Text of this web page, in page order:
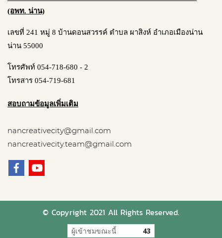
(อพท. น่าน)
เลขที่ 241 หมู่ 8 บ้านดอนสวรรค์ ตำบล ผาสิงห์ อำเภอเมืองน่าน
น่าน 55000
โทรศัพท์ 054-718-680 - 2
โทรสาร 054-719-681
สอบถามข้อมูลเพิ่มเติม
nancreativecity@gmail.com
nancreativecity.team@gmail.com
© Copyright 2021 All Rights Reserved.
ผู้เข้าชมขณะนี้ 43